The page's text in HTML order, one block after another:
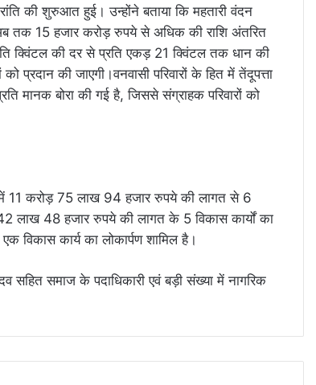
की शुरुआत हुई। उन्होंने बताया कि महतारी वंदन
तक 15 हजार करोड़ रुपये से अधिक की राशि अंतरित
क्विंटल की दर से प्रति एकड़ 21 क्विंटल तक धान की
प्रदान की जाएगी।वनवासी परिवारों के हित में तेंदूपत्ता
मानक बोरा की गई है, जिससे संग्राहक परिवारों को
में 11 करोड़ 75 लाख 94 हजार रुपये की लागत से 6
लाख 48 हजार रुपये की लागत के 5 विकास कार्यों का
कार्य का लोकार्पण शामिल है।
सहित समाज के पदाधिकारी एवं बड़ी संख्या में नागरिक